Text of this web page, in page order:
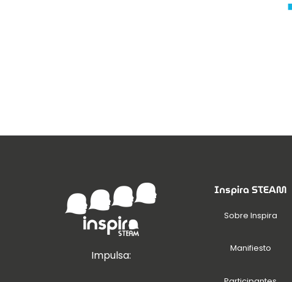
Impulsa:
Inspira STEAM
Sobre Inspira
Manifiesto